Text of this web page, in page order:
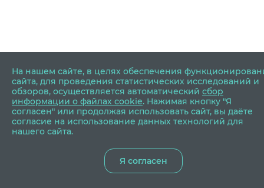
На нашем сайте, в целях обеспечения
сайта, для проведения статистических исследований и
обзоров, осуществляется автоматический сбор
информации о файлах cookie. Нажимая кнопку "Я
согласен" или продолжая использовать сайт, вы даёте
согласие на использование данных технологий для
нашего сайта.
Я согласен